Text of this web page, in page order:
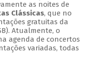
as noites de
Clássicas, que no
gratuitas da
Atualmente, o
agenda de concertos
variadas, todas